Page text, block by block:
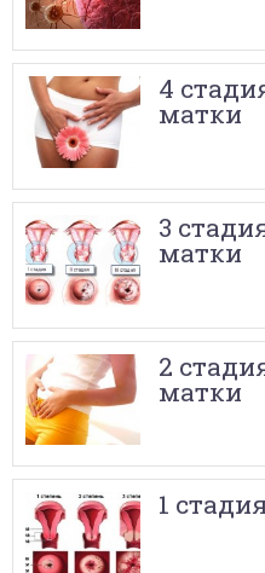
4
матки
3
матки
2
матки
1